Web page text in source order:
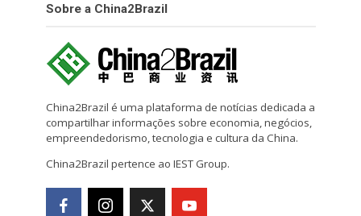
Sobre a China2Brazil
China2Brazil é uma plataforma de notícias dedicada a
compartilhar informações sobre economia, negócios,
empreendedorismo, tecnologia e cultura da China.
China2Brazil pertence ao IEST Group.